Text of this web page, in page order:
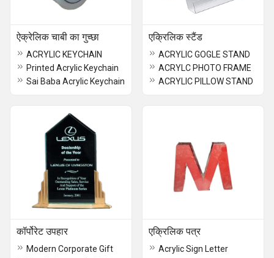
ऐक्रेलिक चाबी का गुच्छा
ACRYLIC KEYCHAIN
Printed Acrylic Keychain
Sai Baba Acrylic Keychain
एक्रिलिक स्टैंड
ACRYLIC GOGLE STAND
ACRYLC PHOTO FRAME
ACRYLIC PILLOW STAND
कॉर्पोरेट उपहार
Modern Corporate Gift
एक्रिलिक पत्र
Acrylic Sign Letter